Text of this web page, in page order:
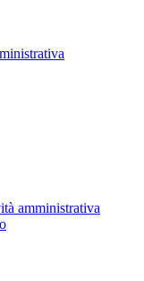
amministrativa